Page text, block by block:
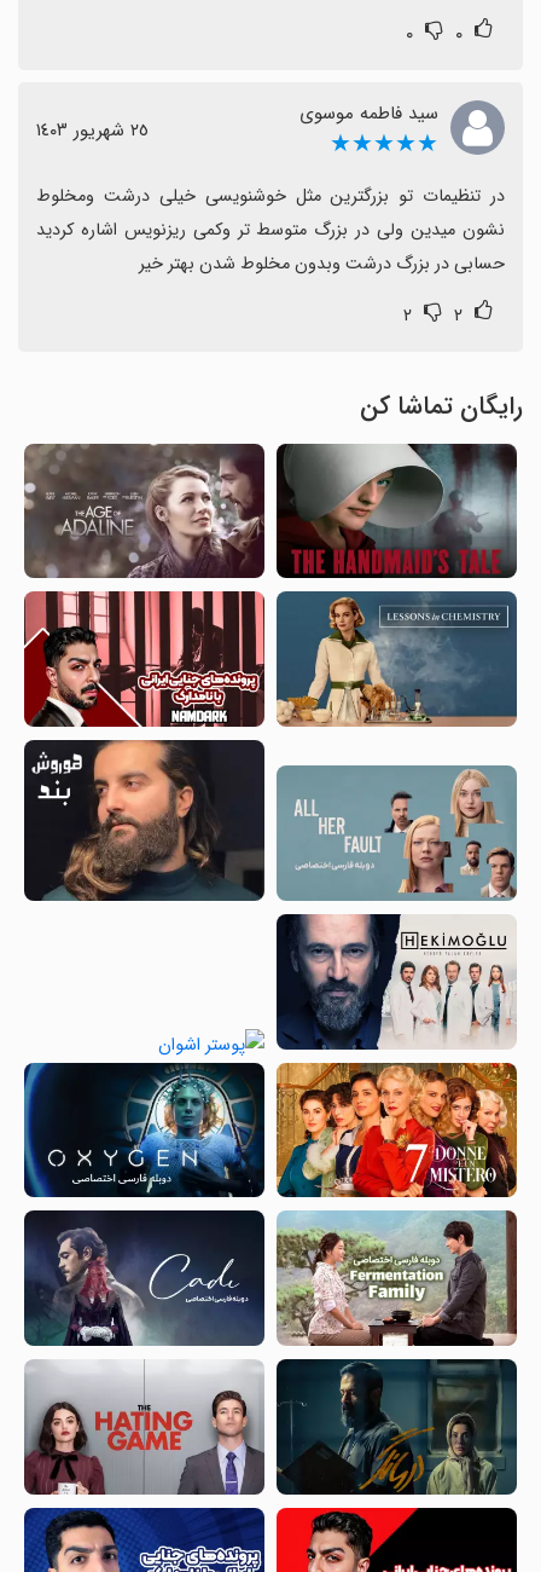
۰ ۰
سید فاطمه موسوی
★★★★★ ٢٥ شهریور ١٤٠٣
حسابی در بزرگ درشت وبدون مخلوط شدن بهتر خیر
۲ ۲
رایگان تماشا کن